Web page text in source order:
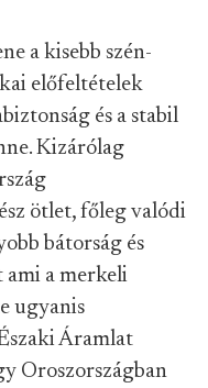
a kisebb szén-
előfeltételek
és a stabil
Kizárólag
ötlet, főleg valódi
bátorság és
a merkeli
ugyanis
Áramlat
Oroszországban